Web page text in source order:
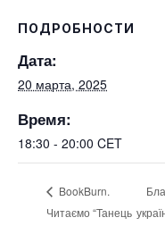
ПОДРОБНОСТИ
Дата:
20 марта, 2025
Время:
18:30 - 20:00 CET
BookBurn.
Читаємо “Танець